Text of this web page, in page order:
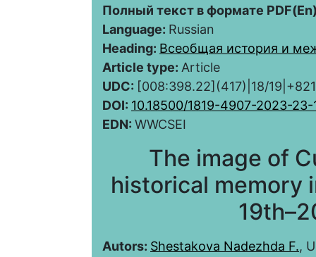
Полный текст в формате
Language: Russian
Heading: Всеобщая история и
Article type: Article
UDC: [008:398.22](417)|18/
DOI: 10.18500/1819-4907-2023-23-
EDN: WWCSEI
The image of
historical memory
Autors: Shestakova Nadezhda F.,